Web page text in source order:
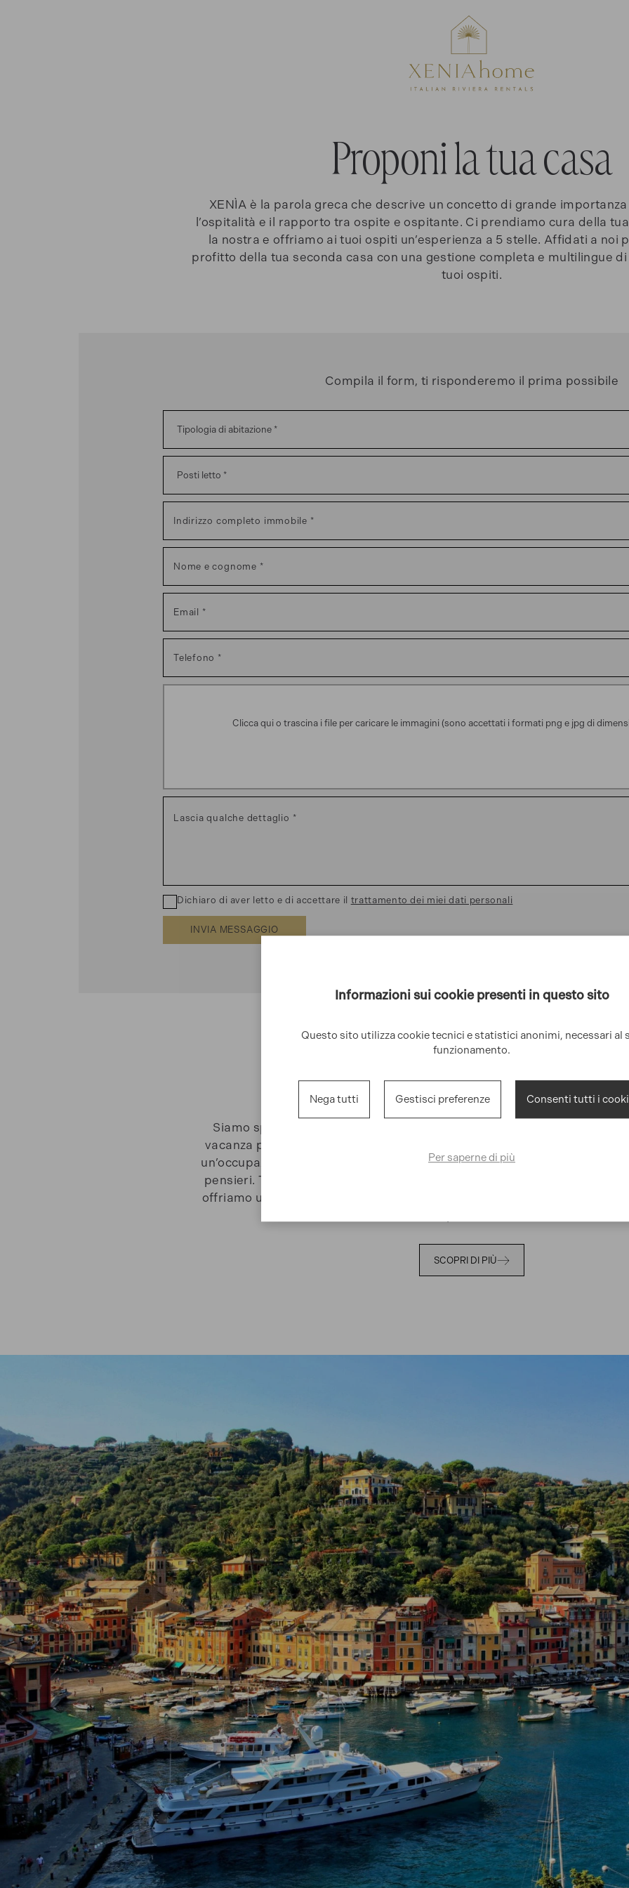
Proponi la tua casa
XENÌA è la parola greca che descrive un concetto di grande
l’ospitalità e il rapporto tra ospite e ospitante. Ci prendiamo cura della
la nostra e offriamo ai tuoi ospiti un’esperienza a 5 stelle. Affidati a noi
profitto della tua seconda casa con una gestione completa e multilingue
tuoi ospiti.
Compila il form, ti risponderemo il prima possibile
Indirizzo completo immobile
Nome e cognome
Email
Telefono
Clicca qui o trascina i file per caricare le immagini (sono accettati i formati png e jpg di
Lascia qualche dettaglio
Dichiaro di aver letto e di accettare il trattamento dei miei dati personali
INVIA MESSAGGIO
Affidati a XENIAhome
Siamo specializzati nella gestione degli affitti brevi e trasformiamo la
vacanza perfetta. Ti offriamo una
a prezzi
un’occupazione dell’80%
in alta stagione. Goditi casa tua in perfette
pensieri. Ti aiutiamo ad ottimizzarla per gli affitti brevi con una
offriamo un servizio di gestione professionale e a prezzi competitivi:
SCOPRI DI PIÙ
Informazioni sui cookie presenti in questo sito
Questo sito utilizza cookie tecnici e statistici anonimi, necessari al
funzionamento.
Nega tutti Gestisci preferenze Consenti tutti i
Per saperne di più